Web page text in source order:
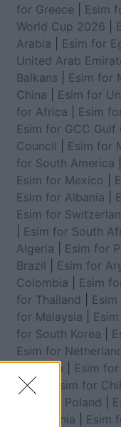
for Greece
Esim
World Cup 2026
Arabia
Esim for
United Arab
Balkans
Esim for
China
Esim for
for Africa
Esim
Esim for GCC
Council
Esim for
for South America
Esim for Mexico
Esim for Albania
Esim for
Esim for South
Algeria
Esim for
Brazil
Esim for
Colombia
Esim
for Thailand
for Malaysia
for South Korea
Esim for
Australia
Esim for
India
Esim for
Esim for Poland
Macedonia
Esim